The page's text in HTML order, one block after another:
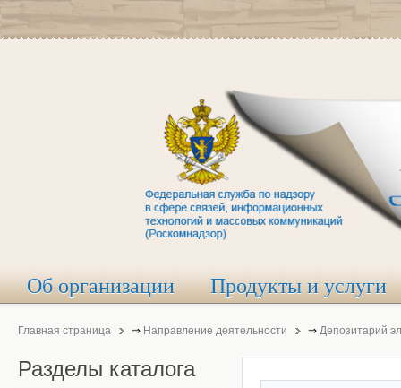
Об организации Продукты и услуги
Главная страница ⇒ Направление деятельности ⇒ Депозитарий
Разделы каталога